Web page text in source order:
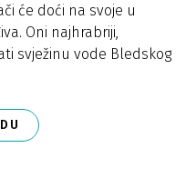
će doći na svoje u
Oni najhrabriji,
svježinu vode Bledskog